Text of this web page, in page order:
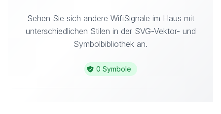
Sehen Sie sich andere WifiSignale im Haus mit
unterschiedlichen Stilen in der SVG-Vektor- und
Symbolbibliothek an.
0 Symbole